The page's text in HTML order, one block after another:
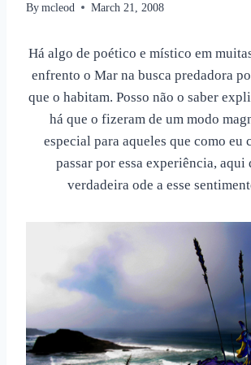
By mcleod March 21, 2008
Há algo de poético e místico em
enfrento o Mar na busca predadora
que o habitam. Posso não o saber
há que o fizeram de um modo
especial para aqueles que como eu
passar por essa experiência, aqui
verdadeira ode a esse